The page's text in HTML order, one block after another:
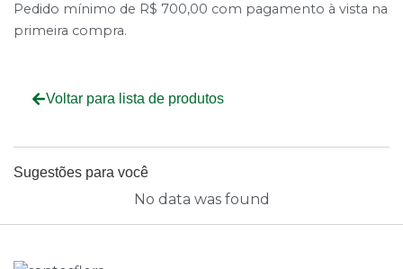
Pedido mínimo de R$ 700,00 com pagamento à vista na
primeira compra.
Voltar para lista de produtos
Sugestões para você
No data was found